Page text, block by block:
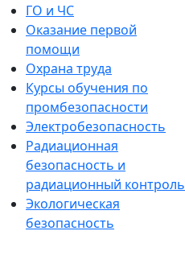
ГО и ЧС
Оказание первой
помощи
Охрана труда
Курсы обучения по
промбезопасности
Электробезопасность
Радиационная
безопасность и
радиационный контроль
Экологическая
безопасность